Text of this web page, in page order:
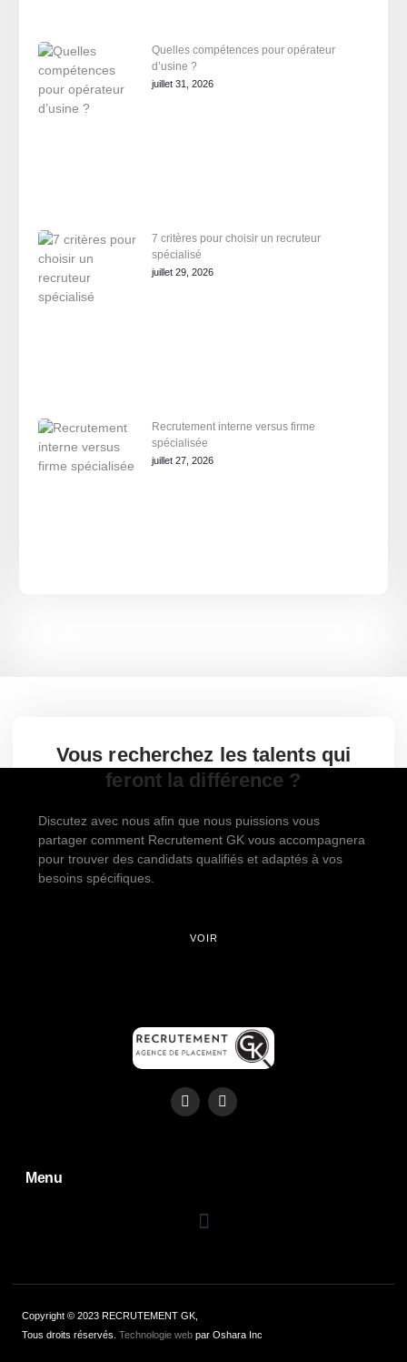
Quelles compétences pour opérateur
d’usine ?
juillet 31, 2026
7 critères pour choisir un recruteur
spécialisé
juillet 29, 2026
Recrutement interne versus firme
spécialisée
juillet 27, 2026
Vous recherchez les talents qui
feront la différence ?
Discutez avec nous afin que nous puissions vous
partager comment Recrutement GK vous accompagnera
pour trouver des candidats qualifiés et adaptés à vos
besoins spécifiques.
VOIR
Menu
Copyright © 2023 RECRUTEMENT GK,
Tous droits réservés. Technologie web par Oshara Inc